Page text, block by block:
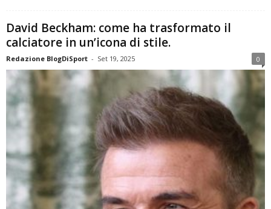
David Beckham: come ha trasformato il
calciatore in un’icona di stile.
Redazione BlogDiSport - Set 19, 2025 0